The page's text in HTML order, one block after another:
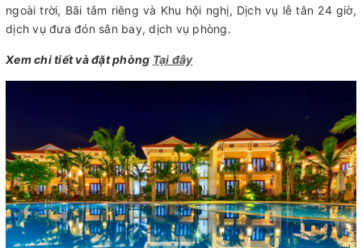
ngoài trời, Bãi tắm riêng và Khu hội nghị, Dịch vụ lễ tân 24 giờ,
dịch vụ đưa đón sân bay, dịch vụ phòng.
Xem chi tiết và đặt phòng Tại đây